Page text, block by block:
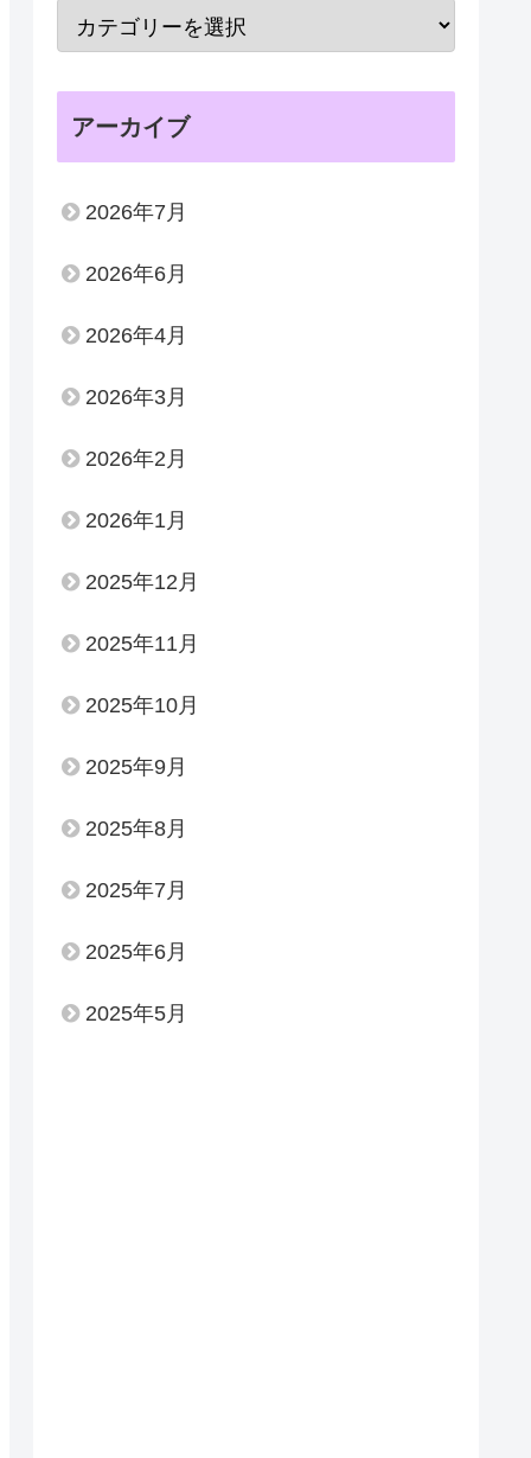
アーカイブ
2026年7月
2026年6月
2026年4月
2026年3月
2026年2月
2026年1月
2025年12月
2025年11月
2025年10月
2025年9月
2025年8月
2025年7月
2025年6月
2025年5月